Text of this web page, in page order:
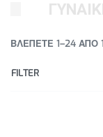
ΒΛΈΠΕΤΕ 1–24
FILTER